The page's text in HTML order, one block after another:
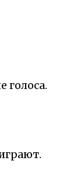
голоса.